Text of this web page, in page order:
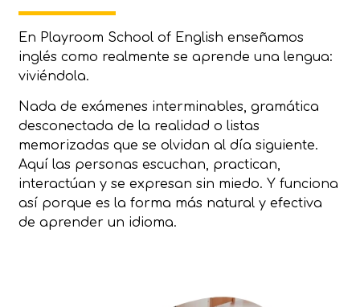
En Playroom School of English enseñamos
inglés como realmente se aprende una lengua:
viviéndola.
Nada de exámenes interminables, gramática
desconectada de la realidad o listas
memorizadas que se olvidan al día siguiente.
Aquí las personas escuchan, practican,
interactúan y se expresan sin miedo. Y funciona
así porque es la forma más natural y efectiva
de aprender un idioma.